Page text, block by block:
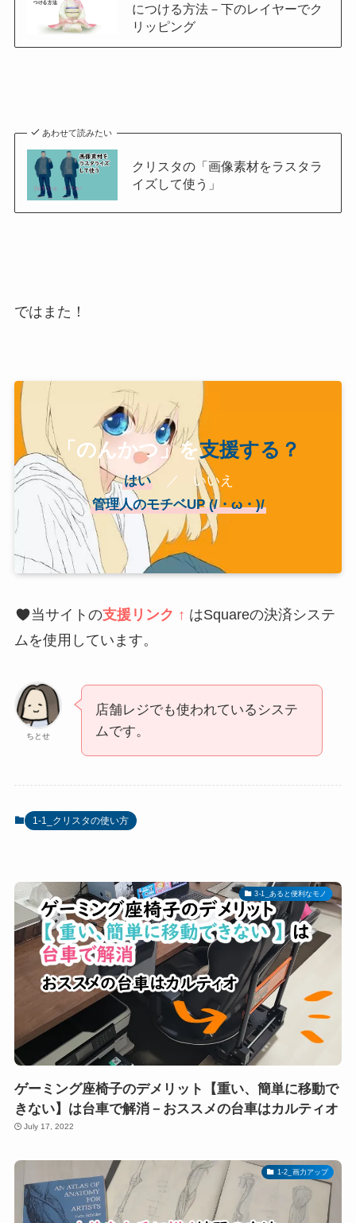
につける方法－下のレイヤーでク
リッピング
あわせて読みたい
クリスタの「画像素材をラスタラ
イズして使う」
ではまた！
「のんかつ」を支援する？
はい
／ いいえ
管理人のモチベUP (/・ω・)/
当サイトの支援リンク ↑ はSquareの決済システ
ムを使用しています。
ちとせ
店舗レジでも使われているシステ
ムです。
1-1_クリスタの使い方
3-1_あると便利なモノ
ゲーミング座椅子のデメリット【重い、簡単に移動で
きない】は台車で解消－おススメの台車はカルティオ
July 17, 2022
1-2_画力アップ